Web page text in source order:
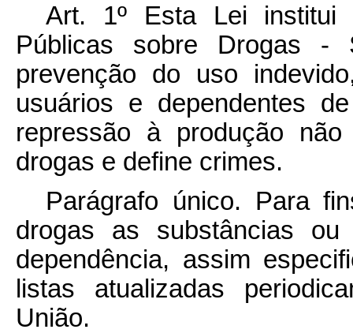
Art. 1º Esta Lei institui
Públicas sobre Drogas -
prevenção do uso
usuários e dependentes
repressão à produção
drogas e define crimes.
Parágrafo único. Para
drogas as substâncias
dependência, assim
listas atualizadas
União.